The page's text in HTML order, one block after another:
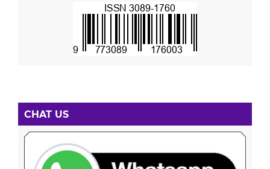
CHAT US